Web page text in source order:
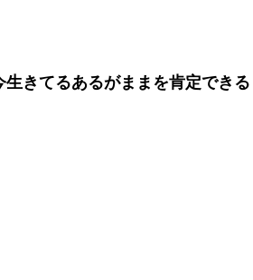
きてるあるがままを肯定できる